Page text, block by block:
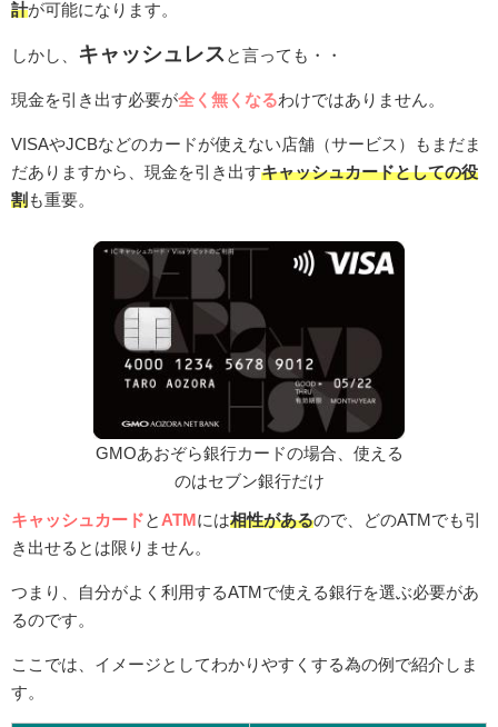
計が可能になります。
しかし、 キャッシュレス と言っても・・
現金を引き出す必要が全く無くなるわけではありません。
VISAやJCBなどのカードが使えない店舗（サービス）もまだま
だありますから、現金を引き出すキャッシュカードとしての役
割 も重要。
GMOあおぞら銀行カードの場合、使える
のはセブン銀行だけ
キャッシュカード と ATMには相性があるので、どのATMでも引
き出せるとは限りません。
つまり、自分がよく利用するATMで使える銀行を選ぶ必要があ
るのです。
ここでは、イメージとしてわかりやすくする為の例で紹介しま
す。